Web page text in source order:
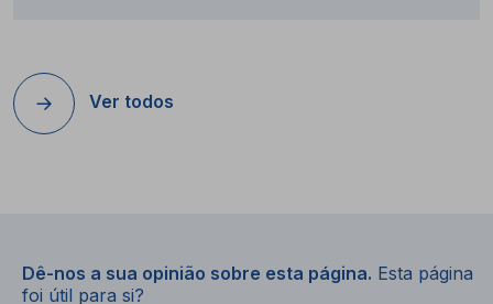
Ver todos
Dê-nos a sua opinião sobre esta página. Esta página
foi útil para si?